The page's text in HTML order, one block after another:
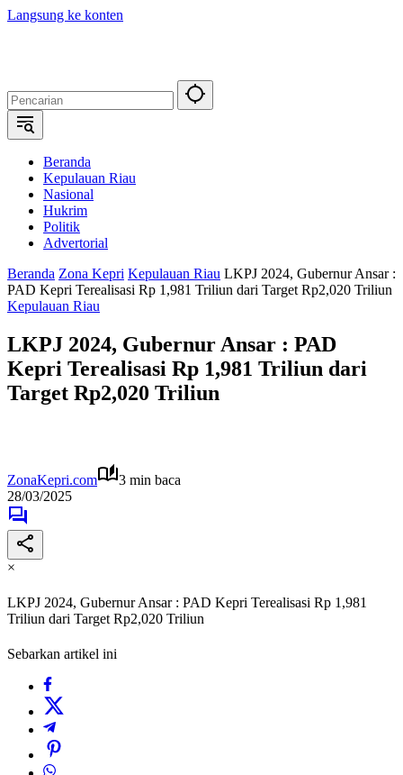
Langsung ke konten
Beranda
Kepulauan Riau
Nasional
Hukrim
Politik
Advertorial
Beranda Zona Kepri Kepulauan Riau LKPJ 2024, Gubernur Ansar :
PAD Kepri Terealisasi Rp 1,981 Triliun dari Target Rp2,020 Triliun
Kepulauan Riau
LKPJ 2024, Gubernur Ansar : PAD
Kepri Terealisasi Rp 1,981 Triliun dari
Target Rp2,020 Triliun
ZonaKepri.com
3 min baca
28/03/2025
×
LKPJ 2024, Gubernur Ansar : PAD Kepri Terealisasi Rp 1,981
Triliun dari Target Rp2,020 Triliun
Sebarkan artikel ini